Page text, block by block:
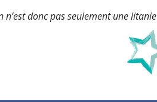
n’est donc pas seulement une litanie